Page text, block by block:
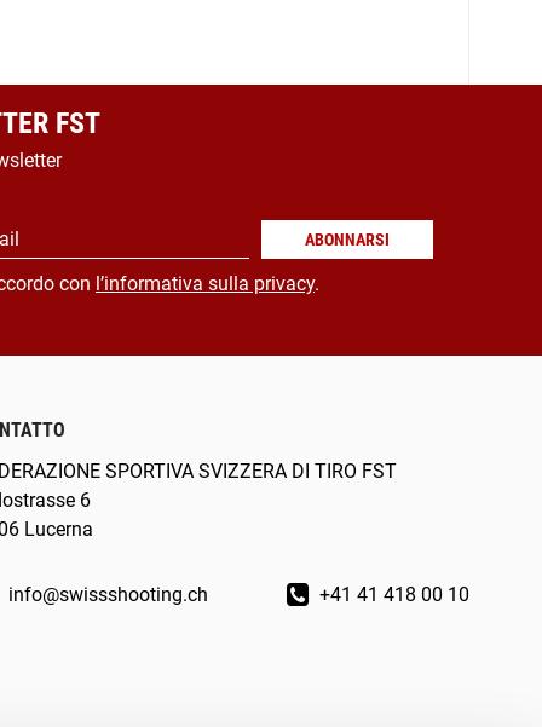
FST
ABONNARSI
con l’informativa sulla privacy.
SPORTIVA SVIZZERA DI TIRO FST
6
Lucerna
info@swissshooting.ch +41 41 418 00 10